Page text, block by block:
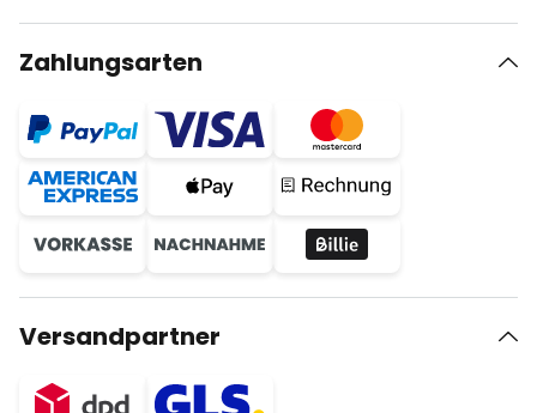
Zahlungsarten
Versandpartner